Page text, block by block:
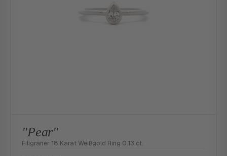
"Pear"
Filigraner 18 Karat Weißgold Ring 0.13 ct.